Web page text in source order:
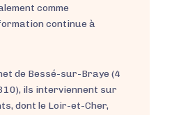
comme
continue à
de Bessé-sur-Braye (4
ils interviennent sur
dont le Loir-et-Cher,